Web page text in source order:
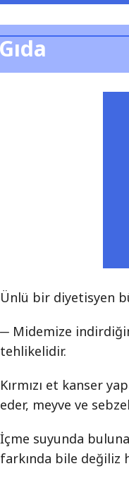
Ünlü bir diyetisyen
─ Midemize
tehlikelidir.
Kırmızı et kanser
eder, meyve ve
İçme suyunda
farkında bile değiliz